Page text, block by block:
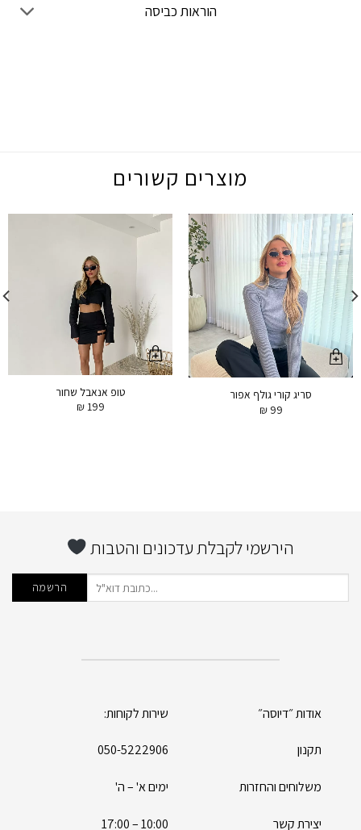
הוראות כביסה
מוצרים קשורים
סריג קורי גולף אפור
₪99
טופ אנאבל שחור
₪199
הירשמי לקבלת עדכונים והטבות
אודות ״דיוסה״
תקנון
משלוחים והחזרות
יצירת קשר
שירות לקוחות:
050-5222906
ימים א' – ה'
10:00 – 17:00